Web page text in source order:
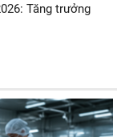
Tăng trưởng